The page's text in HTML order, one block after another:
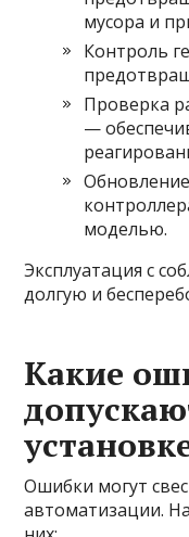
мусора и
Контроль
Проверка
—
моделью.
Эксплуатация с
долгую и
Какие
Ошибки могут
автоматизации.